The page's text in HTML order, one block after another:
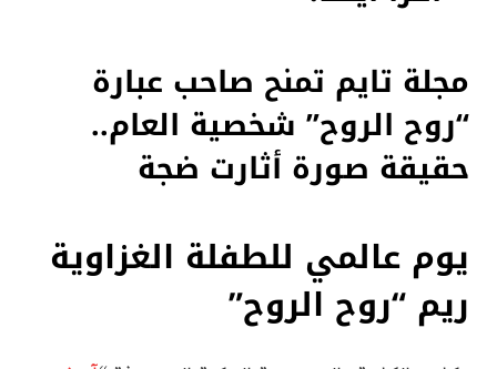
مجلة تايم تمنح صاحب عبارة
“روح الروح” شخصية العام..
حقيقة صورة أثارت ضجة
يوم عالمي للطفلة الغزاوية
ريم “روح الروح”